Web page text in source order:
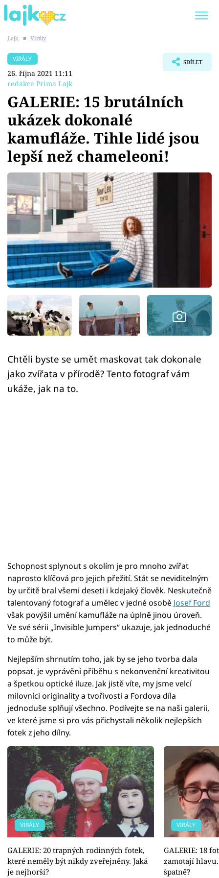
SHOPAHOLICADEL
Témata
Showbyznys
Youtubeři
Virály
Sex a vztahy
Videa
Sledujte prima+
Přihlášení
Sledujte nás
Lajk ■ Virály
VIRÁLY
26. října 2021 11:11
redakce Prima Lajk
SDÍLET
GALERIE: 15 brutálních
ukázek dokonalé
kamufláže. Tihle lidé jsou
lepší než chameleoni!
Chtěli byste se umět maskovat tak dokonale
jako zvířata v přírodě? Tento fotograf vám
ukáže, jak na to.
Schopnost splynout s okolím je pro mnoho zvířat
naprosto klíčová pro jejich přežití. Stát se neviditelným
by určitě bral všemi deseti i kdejaký člověk. Neskutečně
talentovaný fotograf a umělec v jedné osobě Josef Ford
však povýšil umění kamufláže na úplně jinou úroveň.
Ve své sérii „Invisible Jumpers“ ukazuje, jak jednoduché
to může být.
Nejlepším shrnutím toho, jak by se jeho tvorba dala
popsat, je vyprávění příběhu s nekonvenční kreativitou
a špetkou optické iluze. Jak jistě víte, my jsme velcí
milovníci originality a tvořivosti a Fordova díla
jednoduše splňují všechno. Podívejte se na naši galerii,
ve které jsme si pro vás přichystali několik nejlepších
fotek z jeho dílny.
VIRÁLY
GALERIE: 20 trapných rodinných fotek,
které neměly být nikdy zveřejněny. Jaká
je nejhorší?
VIRÁLY
GALERIE: 18
zamotají
špatně?